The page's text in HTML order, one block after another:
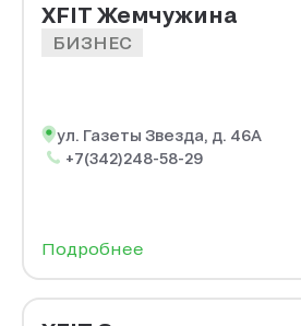
XFIT Жемчужина
БИЗНЕС
ул. Газеты Звезда, д. 46А
+7(342)248-58-29
Подробнее